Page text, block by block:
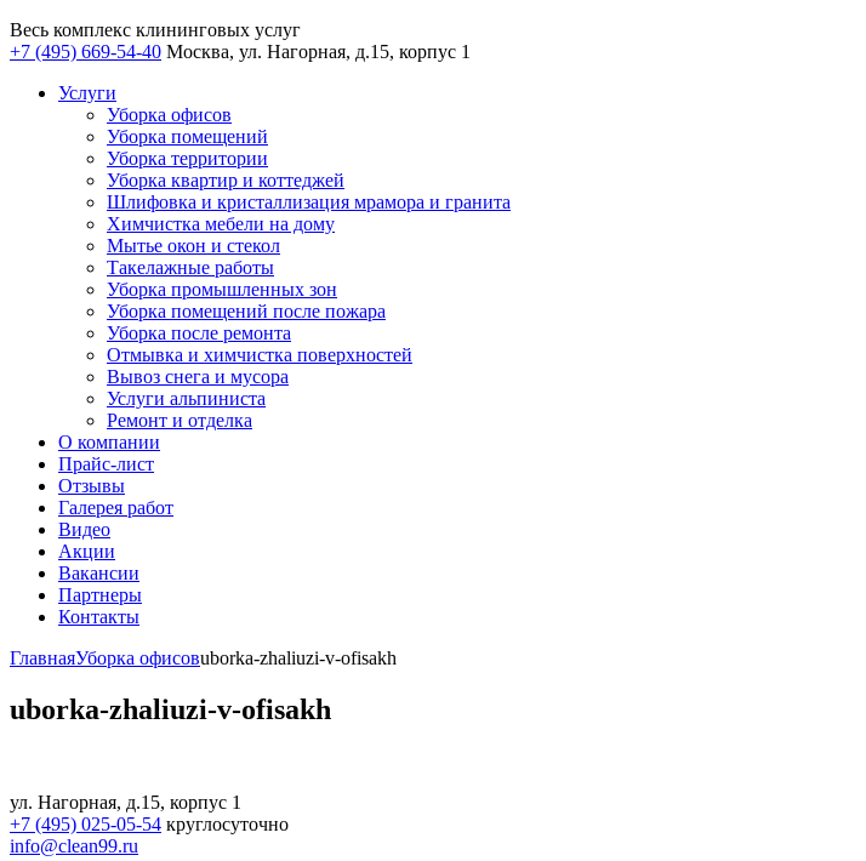
Весь комплекс клининговых услуг
+7 (495) 669-54-40 Москва, ул. Нагорная, д.15, корпус 1
Услуги
Уборка офисов
Уборка помещений
Уборка территории
Уборка квартир и коттеджей
Шлифовка и кристаллизация мрамора и гранита
Химчистка мебели на дому
Мытье окон и стекол
Такелажные работы
Уборка промышленных зон
Уборка помещений после пожара
Уборка после ремонта
Отмывка и химчистка поверхностей
Вывоз снега и мусора
Услуги альпиниста
Ремонт и отделка
О компании
Прайс-лист
Отзывы
Галерея работ
Видео
Акции
Вакансии
Партнеры
Контакты
ГлавнаяУборка офисовuborka-zhaliuzi-v-ofisakh
uborka-zhaliuzi-v-ofisakh
ул. Нагорная, д.15, корпус 1
+7 (495) 025-05-54 круглосуточно
info@clean99.ru